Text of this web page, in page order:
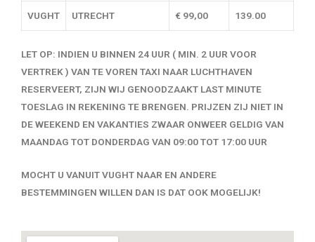
VUGHT UTRECHT € 99,00 139.00
LET OP: INDIEN U BINNEN 24 UUR ( MIN. 2 UUR VOOR
VERTREK ) VAN TE VOREN TAXI NAAR LUCHTHAVEN
RESERVEERT, ZIJN WIJ GENOODZAAKT LAST MINUTE
TOESLAG IN REKENING TE BRENGEN. PRIJZEN ZIJ NIET IN
DE WEEKEND EN VAKANTIES ZWAAR ONWEER GELDIG VAN
MAANDAG TOT DONDERDAG VAN 09:00 TOT 17:00 UUR
MOCHT U VANUIT VUGHT NAAR EN ANDERE
BESTEMMINGEN WILLEN DAN IS DAT OOK MOGELIJK!